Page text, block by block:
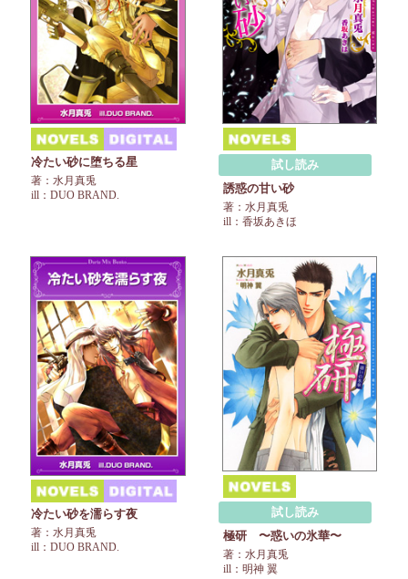
冷たい砂に堕ちる星
著：水月真兎
ill：DUO BRAND.
試し読み
誘惑の甘い砂
著：水月真兎
ill：香坂あきほ
冷たい砂を濡らす夜
著：水月真兎
ill：DUO BRAND.
試し読み
極研 〜惑いの氷華〜
著：水月真兎
ill：明神 翼